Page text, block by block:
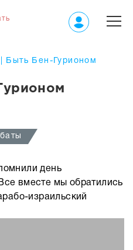
Быть Бен-Гурионом
день
вместе мы обратились
израильский